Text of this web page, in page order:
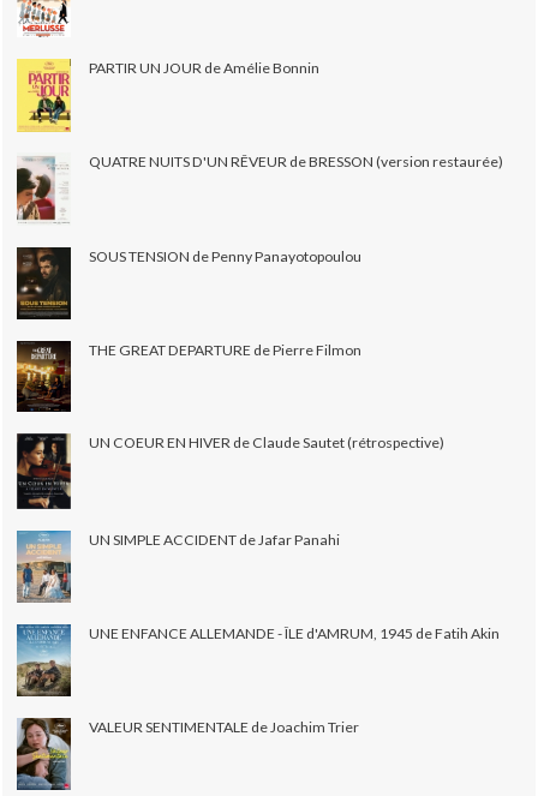
PARTIR UN JOUR de Amélie Bonnin
QUATRE NUITS D'UN RÊVEUR de BRESSON (version restaurée)
SOUS TENSION de Penny Panayotopoulou
THE GREAT DEPARTURE de Pierre Filmon
UN COEUR EN HIVER de Claude Sautet (rétrospective)
UN SIMPLE ACCIDENT de Jafar Panahi
UNE ENFANCE ALLEMANDE - ÎLE d'AMRUM, 1945 de Fatih Akin
VALEUR SENTIMENTALE de Joachim Trier